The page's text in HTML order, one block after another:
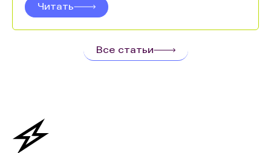
Читать
Все статьи